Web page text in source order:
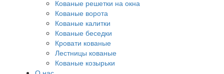
Кованые решетки на окна
Кованые ворота
Кованые калитки
Кованые беседки
Кровати кованые
Лестницы кованые
Кованые козырьки